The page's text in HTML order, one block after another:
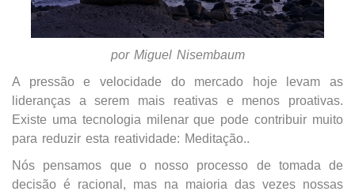
por Miguel Nisembaum
A pressão e velocidade do mercado hoje levam as
lideranças a serem mais reativas e menos proativas.
Existe uma tecnologia milenar que pode contribuir muito
para reduzir esta reatividade: Meditação..
Nós pensamos que o nosso processo de tomada de
decisão é racional, mas na maioria das vezes nossas